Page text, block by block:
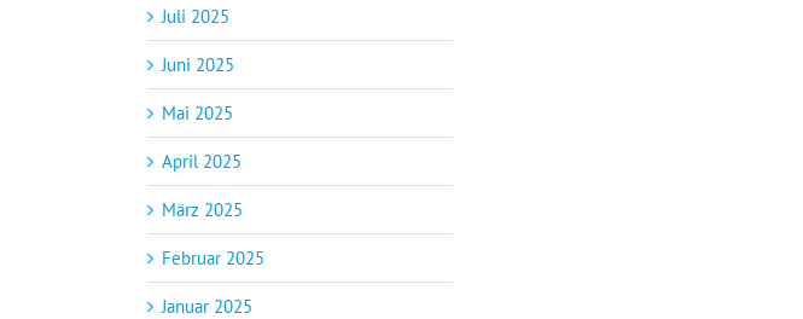
Juli 2025
Juni 2025
Mai 2025
April 2025
März 2025
Februar 2025
Januar 2025